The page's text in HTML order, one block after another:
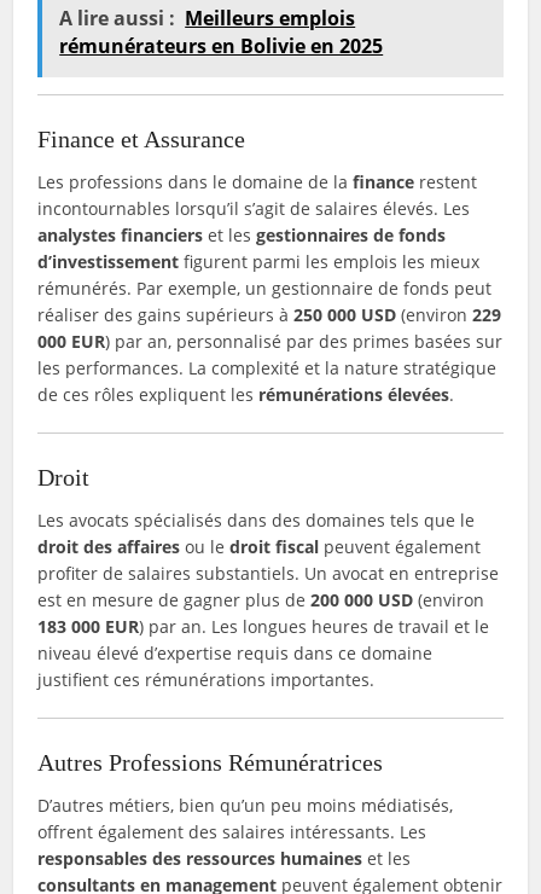
A lire aussi : Meilleurs emplois
rémunérateurs en Bolivie en 2025
Finance et Assurance
Les professions dans le domaine de lafinance restent
incontournables lorsqu’il s’agit de salaires élevés. Les
analystes financiers et lesgestionnaires de fonds
d’investissement figurent parmi les emplois les mieux
rémunérés. Par exemple, un gestionnaire de fonds peut
réaliser des gains supérieurs à250 000 USD (environ229
000 EUR) par an, personnalisé par des primes basées sur
les performances. La complexité et la nature stratégique
de ces rôles expliquent les rémunérations élevées.
Droit
Les avocats spécialisés dans des domaines tels que le
droit des affaires ou ledroit fiscal peuvent également
profiter de salaires substantiels. Un avocat en entreprise
est en mesure de gagner plus de200 000 USD (environ
183 000 EUR) par an. Les longues heures de travail et le
niveau élevé d’expertise requis dans ce domaine
justifient ces rémunérations importantes.
Autres Professions Rémunératrices
D’autres métiers, bien qu’un peu moins médiatisés,
offrent également des salaires intéressants. Les
responsables des ressources humaines et les
consultants en management peuvent également obtenir